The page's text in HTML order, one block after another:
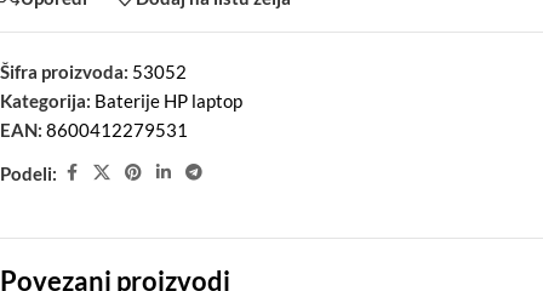
Šifra proizvoda: 53052
Kategorija: Baterije HP laptop
EAN: 8600412279531
Podeli:
Povezani proizvodi